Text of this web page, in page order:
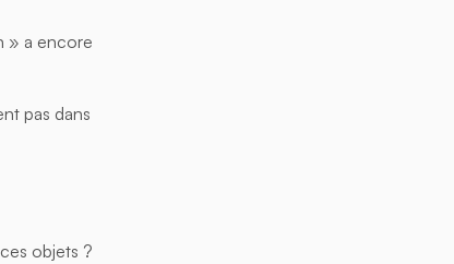
» a encore
pas dans
objets ?